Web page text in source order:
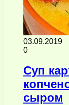
03.09.2019
0
Суп
сыром